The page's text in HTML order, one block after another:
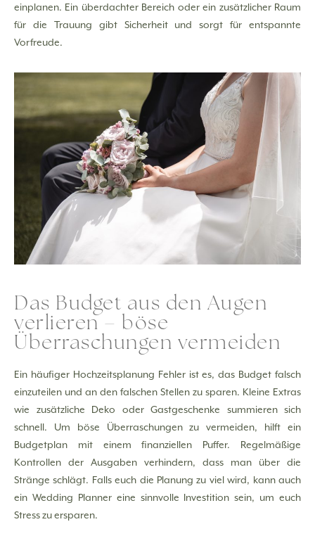
einplanen. Ein überdachter Bereich oder ein zusätzlicher Raum
für die Trauung gibt Sicherheit und sorgt für entspannte
Vorfreude.
Das Budget aus den Augen
verlieren – böse
Überraschungen vermeiden
Ein häufiger Hochzeitsplanung Fehler ist es, das Budget falsch
einzuteilen und an den falschen Stellen zu sparen. Kleine Extras
wie zusätzliche Deko oder Gastgeschenke summieren sich
schnell. Um böse Überraschungen zu vermeiden, hilft ein
Budgetplan mit einem finanziellen Puffer. Regelmäßige
Kontrollen der Ausgaben verhindern, dass man über die
Stränge schlägt. Falls euch die Planung zu viel wird, kann auch
ein Wedding Planner eine sinnvolle Investition sein, um euch
Stress zu ersparen.